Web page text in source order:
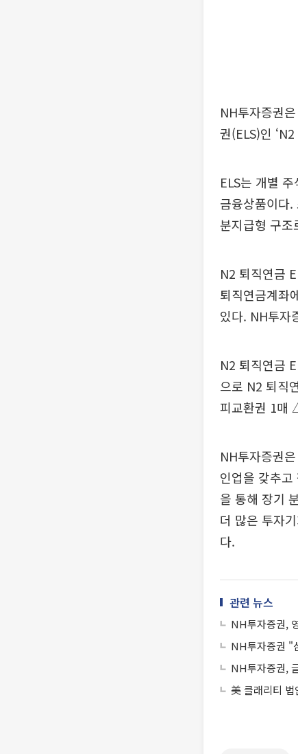
NH투자증권
권(ELS)인
ELS는 개별
금융상품이다
분지급형 구조
N2 퇴직연금
퇴직연금계좌
있다. NH투자
N2 퇴직연금
으로 N2 퇴직
피교환권 1매
NH투자증권
인업을 갖추
을 통해 장기
더 많은 투자
다.
관련 뉴스
NH투자증권,
NH투자증권 "
NH투자증권,
美 클래리티